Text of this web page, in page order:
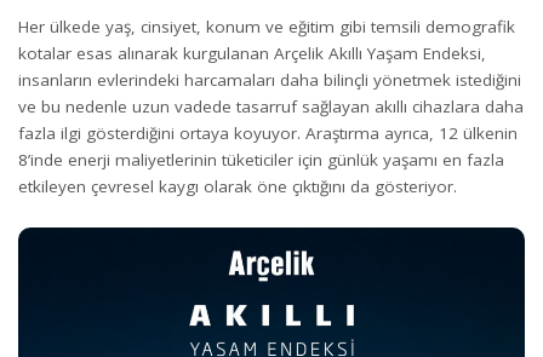
Her ülkede yaş, cinsiyet, konum ve eğitim gibi temsili demografik
kotalar esas alınarak kurgulanan Arçelik Akıllı Yaşam Endeksi,
insanların evlerindeki harcamaları daha bilinçli yönetmek istediğini
ve bu nedenle uzun vadede tasarruf sağlayan akıllı cihazlara daha
fazla ilgi gösterdiğini ortaya koyuyor. Araştırma ayrıca, 12 ülkenin
8’inde enerji maliyetlerinin tüketiciler için günlük yaşamı en fazla
etkileyen çevresel kaygı olarak öne çıktığını da gösteriyor.